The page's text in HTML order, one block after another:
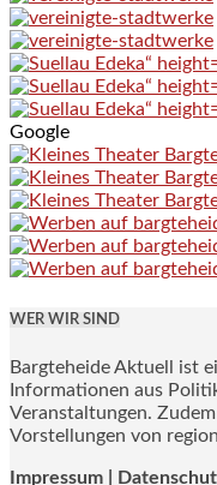
Google
WER WIR SIND
Bargteheide Aktuell ist
Informationen aus
Veranstaltungen.
Vorstellungen von
Impressum